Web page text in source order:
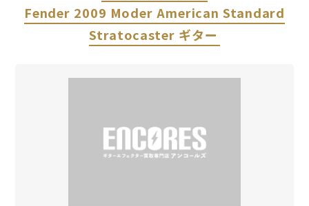
Fender 2009 Moder American Standard
Stratocaster ギター